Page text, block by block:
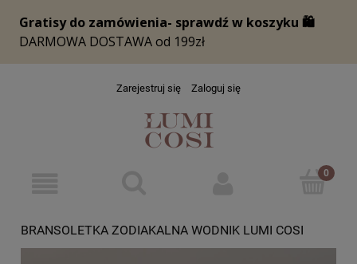
Zarejestruj się Zaloguj się
BRANSOLETKA ZODIAKALNA WODNIK LUMI COSI